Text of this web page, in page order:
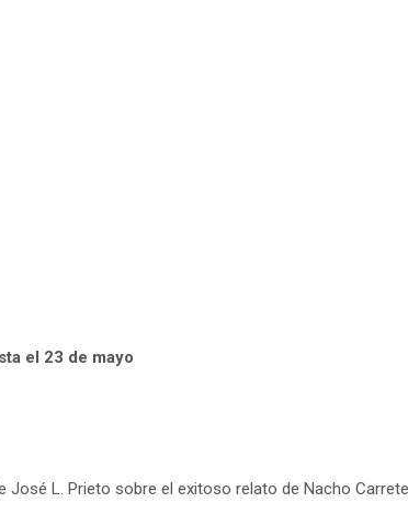
el 23 de mayo
L. Prieto sobre el exitoso relato de Nacho